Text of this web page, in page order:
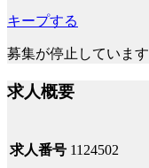
キープする
募集が停止しています
求人概要
求人番号 1124502